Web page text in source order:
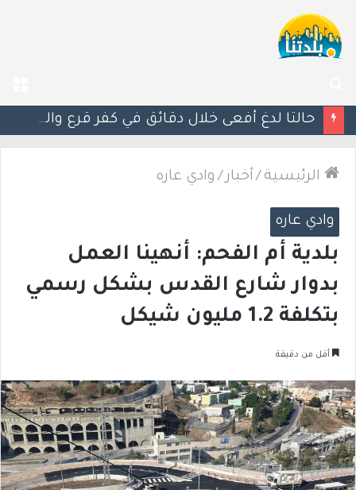
عن
مصرع الفتى محمد جمعة القرناوي (17 عامًا) في حادث سير مروّع في عرعرة النقب
الرئيسية / أخبار / وادي عاره
وادي عاره
بلدية أم الفحم: أنهينا العمل
بدوار شارع القدس بشكل رسمي
بتكلفة 1.2 مليون شيكل
أقل من دقيقة